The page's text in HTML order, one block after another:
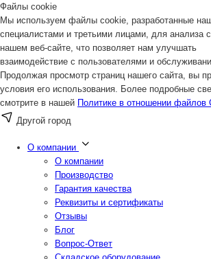
Файлы cookie
Мы используем файлы cookie, разработанные
специалистами и третьими лицами, для анализа
нашем веб-сайте, что позволяет нам улучшать
взаимодействие с пользователями и
Продолжая просмотр страниц нашего сайта, вы
условия его использования. Более подробные
смотрите в нашей Политике в отношении файлов
Другой город
О компании
О компании
Производство
Гарантия качества
Реквизиты и сертификаты
Отзывы
Блог
Вопрос-Ответ